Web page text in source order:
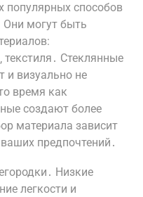
популярных способов
Они могут быть
текстиля․ Стеклянные
и визуально не
время как
создают более
материала зависит
предпочтений․
Низкие
легкости и